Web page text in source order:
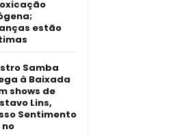
estão
Samba
à Baixada
shows de
Lins,
Sentimento